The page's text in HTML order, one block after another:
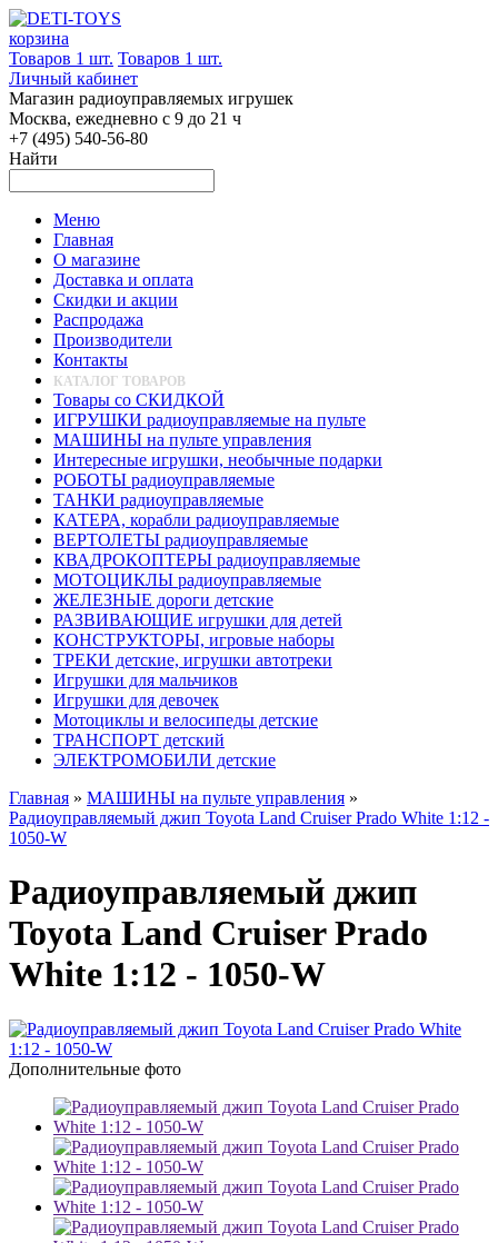
корзина
Товаров 1 шт. Товаров 1 шт.
Личный кабинет
Магазин радиоуправляемых игрушек
Москва, ежедневно с 9 до 21 ч
+7 (495) 540-56-80
Найти
Меню
Главная
О магазине
Доставка и оплата
Скидки и акции
Распродажа
Производители
Контакты
КАТАЛОГ ТОВАРОВ
Товары со СКИДКОЙ
ИГРУШКИ радиоуправляемые на пульте
МАШИНЫ на пульте управления
Интересные игрушки, необычные подарки
РОБОТЫ радиоуправляемые
ТАНКИ радиоуправляемые
КАТЕРА, корабли радиоуправляемые
ВЕРТОЛЕТЫ радиоуправляемые
КВАДРОКОПТЕРЫ радиоуправляемые
МОТОЦИКЛЫ радиоуправляемые
ЖЕЛЕЗНЫЕ дороги детские
РАЗВИВАЮЩИЕ игрушки для детей
КОНСТРУКТОРЫ, игровые наборы
ТРЕКИ детские, игрушки автотреки
Игрушки для мальчиков
Игрушки для девочек
Мотоциклы и велосипеды детские
ТРАНСПОРТ детский
ЭЛЕКТРОМОБИЛИ детские
Главная » МАШИНЫ на пульте управления »
Радиоуправляемый джип Toyota Land Cruiser Prado White 1:12 -
1050-W
Радиоуправляемый джип
Toyota Land Cruiser Prado
White 1:12 - 1050-W
Дополнительные фото